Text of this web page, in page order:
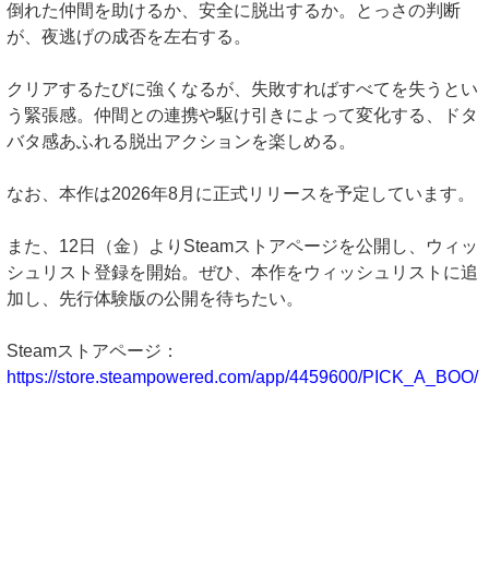
倒れた仲間を助けるか、安全に脱出するか。とっさの判断
が、夜逃げの成否を左右する。
クリアするたびに強くなるが、失敗すればすべてを失うとい
う緊張感。仲間との連携や駆け引きによって変化する、ドタ
バタ感あふれる脱出アクションを楽しめる。
なお、本作は2026年8月に正式リリースを予定しています。
また、12日（金）よりSteamストアページを公開し、ウィッ
シュリスト登録を開始。ぜひ、本作をウィッシュリストに追
加し、先行体験版の公開を待ちたい。
Steamストアページ：
https://store.steampowered.com/app/4459600/PICK_A_BOO/